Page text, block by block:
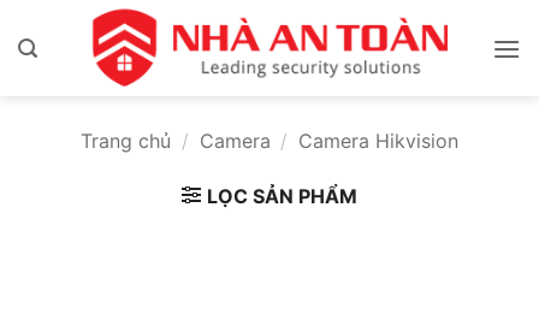
qua
Trang chủ / Camera / Camera Hikvision
LỌC SẢN PHẨM